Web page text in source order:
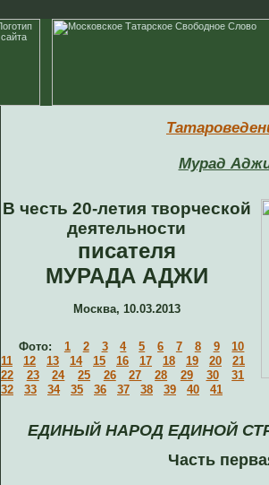
Мурад
В честь 20-летия творческой
деятельности
писателя
МУРАДА АДЖИ
Москва, 10.03.2013
Фото: 1 2 3 4 5 6 7 8 9
10
11
12 13 14 15 16 17 18 19 20
21
22
23 24 25 26 27 28 29 30
31
32
33 34 35 36 37 38 39 40 41
ЕДИНЫЙ НАРОД ЕДИНОЙ
Часть